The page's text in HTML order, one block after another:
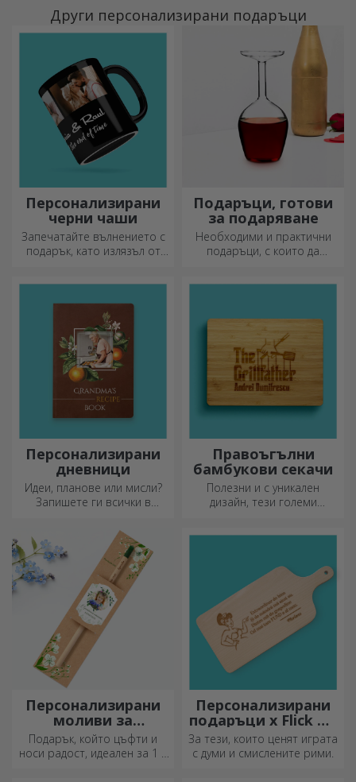
Други персонализирани подаръци
Персонализирани
черни чаши
Запечатайте вълнението с
подарък, като излязъл от
впечатление на всеки,
който ги получи като
подарък.
Подаръци, готови
за подаряване
Необходими и практични
подаръци, с които да
Персонализирани
дневници
Идеи, планове или мисли?
Запишете ги всички в
съхранявайте всичките си
спомени наблизо.
Правоъгълни
бамбукови секачи
Полезни и с уникален
дизайн, тези големи
Персонализирани
моливи за
засаждане
Подарък, който цъфти и
носи радост, идеален за 1 и
Персонализирани
подаръци x Flick Mr
Rima
За тези, които ценят играта
с думи и смислените рими.